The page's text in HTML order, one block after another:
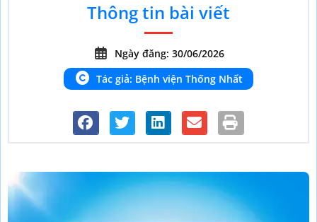
Thông tin bài viết
Ngày đăng: 30/06/2026
Tác giả: Bệnh viện Thống Nhất